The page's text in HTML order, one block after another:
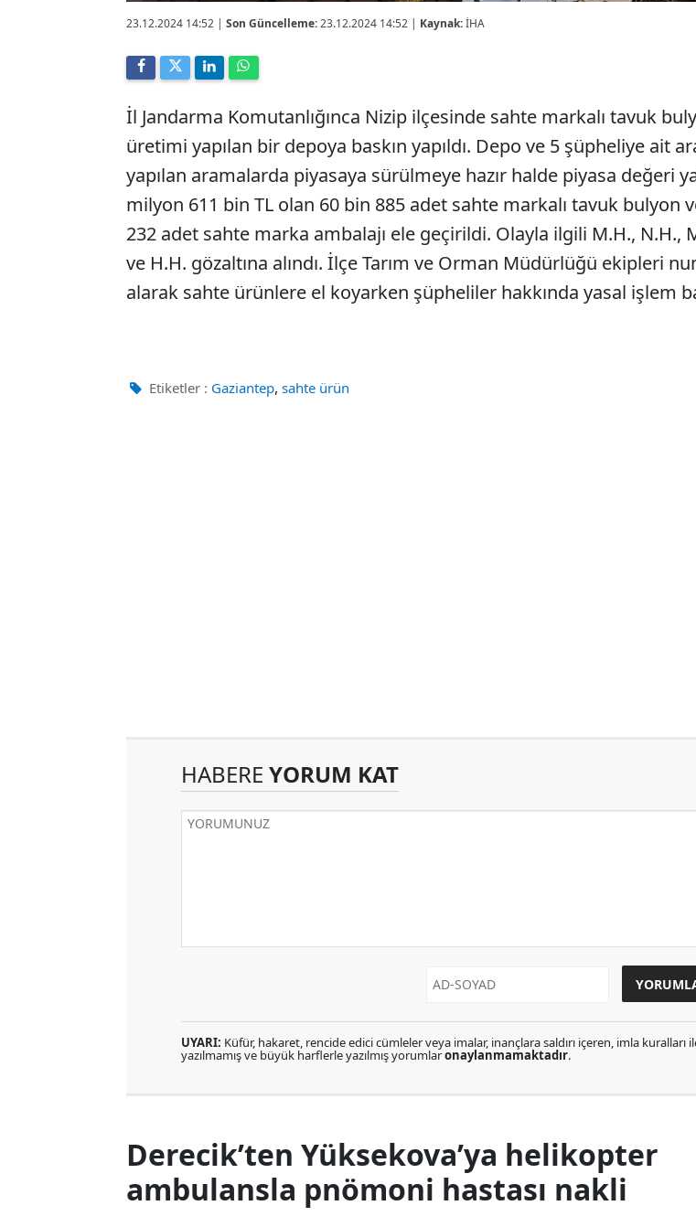
23.12.2024 14:52 | Son Güncelleme:23.12.2024 14:52 | Kaynak:İHA
İl Jandarma Komutanlığınca Nizip ilçesinde sahte markalı tavuk
üretimi yapılan bir depoya baskın yapıldı. Depo ve 5 şüpheliye ait
yapılan aramalarda piyasaya sürülmeye hazır halde piyasa değeri
milyon 611 bin TL olan 60 bin 885 adet sahte markalı tavuk bulyon
232 adet sahte marka ambalajı ele geçirildi. Olayla ilgili M.H., N.H.,
ve H.H. gözaltına alındı. İlçe Tarım ve Orman Müdürlüğü ekipleri
alarak sahte ürünlere el koyarken şüpheliler hakkında yasal işlem
Etiketler : Gaziantep, sahte ürün
HABERE YORUM KAT
UYARI: Küfür, hakaret, rencide edici cümleler veya imalar, inançlara saldırı içeren, imla kuralları
yazılmamış ve büyük harflerle yazılmış yorumlaronaylanmamaktadır.
Derecik’ten Yüksekova’ya helikopter
ambulansla pnömoni hastası nakli